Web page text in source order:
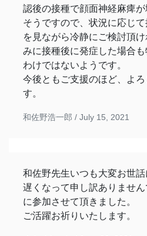
認後の接種で顔面神経麻痺
そうですので、状況に応じ
を見ながら冷静にご検討頂
みに接種後に発症した場合
わけではないようです。
今後ともご支援のほど、よ
す。
和佐野浩一郎 / July 15, 2021
和佐野先生いつも大変お世話
遅くなって申し訳ありませ
に参加させて頂きました。
ご活躍お祈りいたします。